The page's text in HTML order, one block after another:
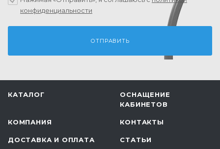
конфиденциальности
КАТАЛОГ
ОСНАЩЕНИЕ
КАБИНЕТОВ
КОМПАНИЯ КОНТАКТЫ
ДОСТАВКА И ОПЛАТА СТАТЬИ